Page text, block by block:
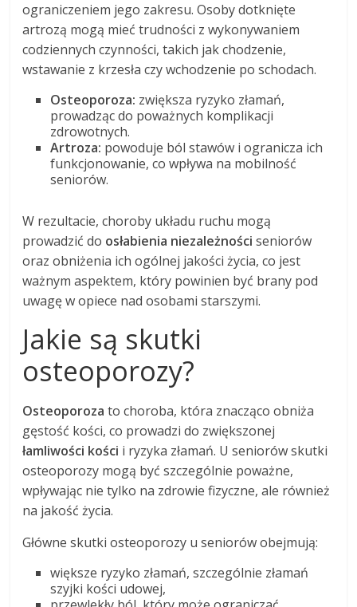
ograniczeniem jego zakresu. Osoby dotknięte
artrozą mogą mieć trudności z wykonywaniem
codziennych czynności, takich jak chodzenie,
wstawanie z krzesła czy wchodzenie po schodach.
Osteoporoza: zwiększa ryzyko złamań,
prowadząc do poważnych komplikacji
zdrowotnych.
Artroza: powoduje ból stawów i ogranicza ich
funkcjonowanie, co wpływa na mobilność
seniorów.
W rezultacie, choroby układu ruchu mogą
prowadzić do osłabienia niezależności seniorów
oraz obniżenia ich ogólnej jakości życia, co jest
ważnym aspektem, który powinien być brany pod
uwagę w opiece nad osobami starszymi.
Jakie są skutki
osteoporozy?
Osteoporoza to choroba, która znacząco obniża
gęstość kości, co prowadzi do zwiększonej
łamliwości kości i ryzyka złamań. U seniorów skutki
osteoporozy mogą być szczególnie poważne,
wpływając nie tylko na zdrowie fizyczne, ale również
na jakość życia.
Główne skutki osteoporozy u seniorów obejmują:
większe ryzyko złamań, szczególnie złamań
szyjki kości udowej,